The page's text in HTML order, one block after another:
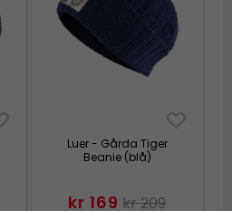
Luer - Gårda Tiger
Beanie (blå)
kr 169 kr 209